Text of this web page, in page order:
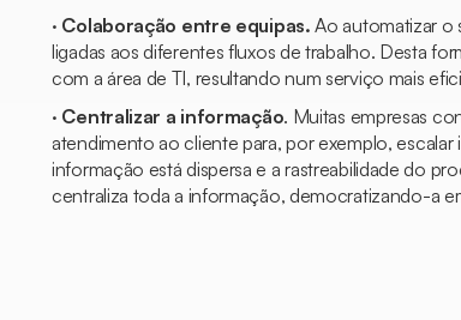
· Colaboração entre equipas.Ao automatizar o
ligadas aos diferentes fluxos de trabalho. Desta
com a área de TI, resultando num serviço mais
· Centralizar a informação. Muitas empresas
atendimento ao cliente para, por exemplo,
informação está dispersa e a rastreabilidade do
centraliza toda a informação, democratizando-a